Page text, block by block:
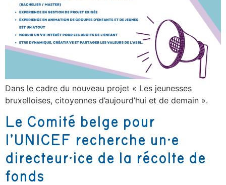
Dans le cadre du nouveau projet « Les jeunesses
bruxelloises, citoyennes d’aujourd’hui et de demain ».
Le Comité belge pour
l’UNICEF recherche un·e
directeur·ice de la récolte de
fonds